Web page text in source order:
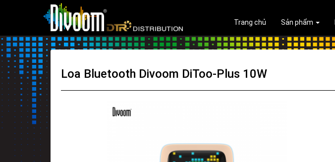
Trang chủ Sản phẩm
Loa Bluetooth Divoom DiToo-Plus 10W